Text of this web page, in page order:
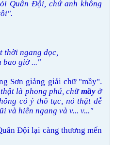
Quân Đội, chứ anh không
thời ngang dọc,
bao giờ ..."
Sơn giảng giải chữ "mầy".
là phong phú, chữmầyở
có ý thô tục, nó thật dễ
và hiên ngang và v... v..."
Đội lại càng thương mến